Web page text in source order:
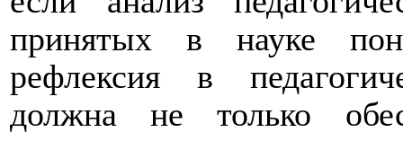
принятых в науке
рефлексия в
должна не только